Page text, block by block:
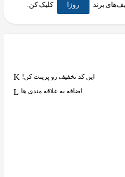
برند روژا کلیک کن.
این کد تخفیف رو پرینت کن!
اضافه به علاقه مندی ها